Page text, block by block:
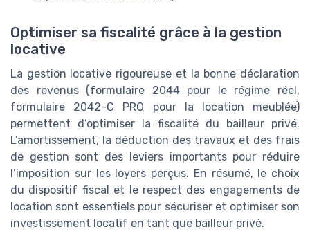
Optimiser sa fiscalité grâce à la gestion
locative
La gestion locative rigoureuse et la bonne déclaration
des revenus (formulaire 2044 pour le régime réel,
formulaire 2042-C PRO pour la location meublée)
permettent d’optimiser la fiscalité du bailleur privé.
L’amortissement, la déduction des travaux et des frais
de gestion sont des leviers importants pour réduire
l’imposition sur les loyers perçus. En résumé, le choix
du dispositif fiscal et le respect des engagements de
location sont essentiels pour sécuriser et optimiser son
investissement locatif en tant que bailleur privé.